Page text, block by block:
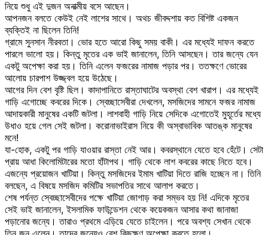
নিয়ে শুধু এই দুজন অনাত্মীয় বসে আছেন।
আপনজন বলতে কেউই নেই লাশের সাথে। অথচ জীবদ্দশায় কত বিশিষ্ট একজন
ব্যক্তিই না ছিলেন তিনি!
গ্রামে সুনসান নীরবতা। ভোর হতে আরো কিছু সময় বাকী। এর মধ্যেই দাফন করতে
পারলে ভালো হয়। কিন্তু মৃতের এক ভাই জানালেন, তিনি আসছেন। তার জন্যে যেন
একটু অপেক্ষা করা হয়। তিনি এলেন ফজরের নামাজ পড়ার পর। ততক্ষণে ভোরের
আলোয় চারপাশ উজ্জ্বল হয়ে উঠেছে।
আগের দিন বেশ বৃষ্টি ছিল। কাদাপানিতে রাস্তাঘাটের অবস্থা বেশ খারাপ। এর মধ্যেই
গাড়ি এগোচ্ছে কবরের দিকে। স্বেচ্ছাসেবীরা দেখলেন, মসজিদের সামনে ফজর নামাজ
আদায়কারী মানুষের একটি জটলা। লাশবাহী গাড়ি নিয়ে সেদিকে এগোতেই মুহূর্তের মধ্যে
উধাও হয়ে গেল সেই জটলা। করোনাভাইরাস নিয়ে কী অস্বাভাবিক আতঙ্ক মানুষের
মনে!
যা-হোক, একটু পর গাড়ি যাওয়ার রাস্তা নেই আর। কবরস্থানে যেতে হবে হেঁটে। সেটা
প্রায় আধা কিলোমিটারের মতো হাঁটাপথ। গাড়ি থেকে লাশ কবরের কাছে নিতে হবে।
এজন্যে প্রয়োজন খাটিয়া। কিন্তু মসজিদের ইমাম খাটিয়া দিতে রাজি হচ্ছেন না। তিনি
বলছেন, এ বিষয়ে মসজিদ কমিটির সভাপতির সাথে আলাপ করতে।
শেষ পর্যন্ত স্বেচ্ছাসেবীদের পক্ষে খাটিয়া জোগাড় করা সম্ভব হয় নি! এদিকে মৃতের
সেই ভাই জানালেন, ইসলামিক ফাউন্ডেশন থেকে কয়েকজন আসার কথা জানাজা
পড়ানোর জন্যে। তারাও প্রথমে এড়িয়ে যেতে চাইলেন। পরে অবশ্য সেখান থেকে